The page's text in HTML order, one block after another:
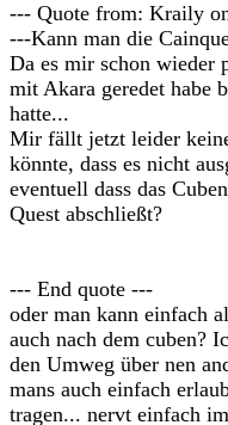
--- Quote from: Kraily
---Kann man die
Da es mir schon wieder
mit Akara geredet habe
hatte...
Mir fällt jetzt leider
könnte, dass es nicht
eventuell dass das
Quest abschließt?
--- End quote ---
oder man kann einfach
auch nach dem cuben?
den Umweg über nen
mans auch einfach
tragen... nervt einfach